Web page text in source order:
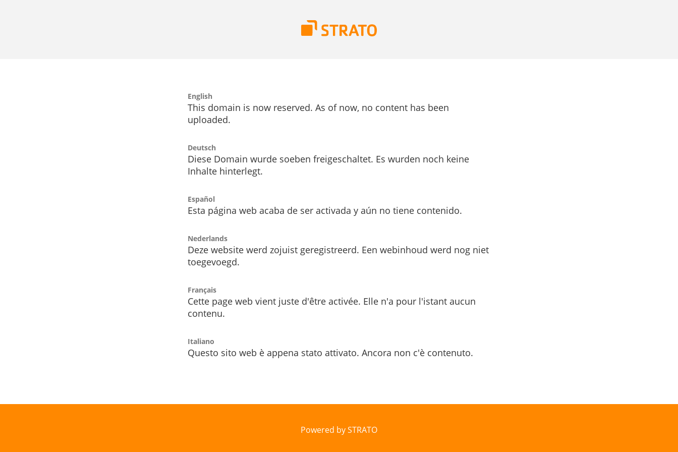
English
This domain is now reserved. As of now, no content has been
uploaded.
Deutsch
Diese Domain wurde soeben freigeschaltet. Es wurden noch keine
Inhalte hinterlegt.
Español
Esta página web acaba de ser activada y aún no tiene contenido.
Nederlands
Deze website werd zojuist geregistreerd. Een webinhoud werd nog niet
toegevoegd.
Français
Cette page web vient juste d'être activée. Elle n'a pour l'istant aucun
contenu.
Italiano
Questo sito web è appena stato attivato. Ancora non c'è contenuto.
Powered by STRATO